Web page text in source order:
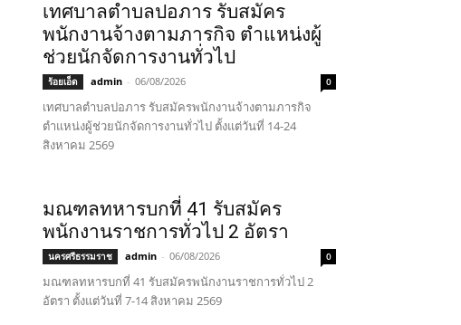
เทศบาลตำบลปอภาร รับสมัคร
พนักงานจ้างตามภารกิจ ตำแหน่งผู้
ช่วยนักจัดการงานทั่วไป
ร้อยเอ็ด admin - 06/08/2026 0
เทศบาลตำบลปอภาร รับสมัครพนักงานจ้างตามภารกิจ
ตำแหน่งผู้ช่วยนักจัดการงานทั่วไป ตั้งแต่วันที่ 14-24
สิงหาคม 2569
มณฑลทหารบกที่ 41 รับสมัคร
พนักงานราชการทั่วไป 2 อัตรา
นครศรีธรรมราช admin - 06/08/2026 0
มณฑลทหารบกที่ 41 รับสมัครพนักงานราชการทั่วไป 2
อัตรา ตั้งแต่วันที่ 7-14 สิงหาคม 2569